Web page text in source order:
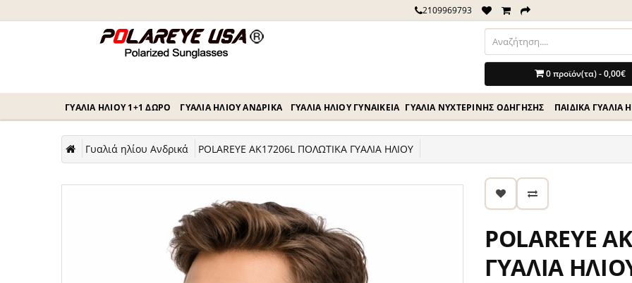
2109969793
0 προϊόν(τα) - 0,00€
ΓΥΑΛΙΆ ΗΛΊΟΥ 1+1 ΔΏΡΟ ΓΥΑΛΙΆ ΗΛΊΟΥ ΑΝΔΡΙΚΆ ΓΥΑΛΙΆ ΗΛΊΟΥ ΓΥΝΑΙΚΕΊΑ ΓΥΑΛΙΆ ΝΥΧΤΕΡΙΝΉΣ ΟΔΗΓΗΣΗΣ ΠΑΙΔΙΚΆ ΓΥΑΛΙΆ
Γυαλιά ηλίου Ανδρικά POLAREYE AK17206L ΠΟΛΩΤΙΚΑ ΓΥΑΛΙΑ ΗΛΙΟΥ
POLAREYE
ΓΥΑΛΙΑ